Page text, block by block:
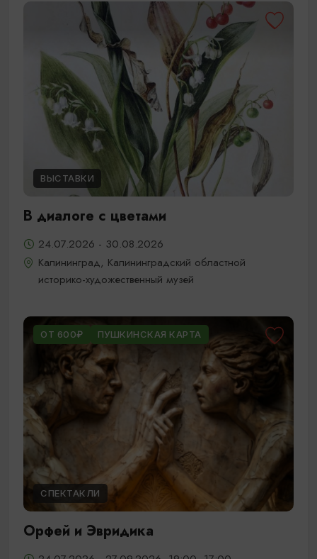
ВЫСТАВКИ
В диалоге с цветами
24.07.2026 - 30.08.2026
Калининград, Калининградский областной
историко-художественный музей
ОТ 600₽ ПУШКИНСКАЯ КАРТА
СПЕКТАКЛИ
Орфей и Эвридика